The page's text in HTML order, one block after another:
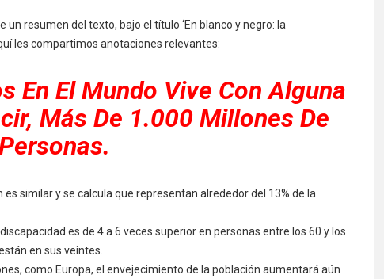
un resumen del texto, bajo el título ‘En blanco y negro: la
les compartimos anotaciones relevantes:
En El Mundo Vive Con Alguna
Más De 1.000 Millones De
es similar y se calcula que representan alrededor del 13% de la
es de 4 a 6 veces superior en personas entre los 60 y los
en sus veintes.
como Europa, el envejecimiento de la población aumentará aún